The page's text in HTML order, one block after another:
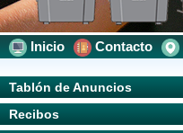
Inicio Contacto
Tablón de Anuncios
Recibos